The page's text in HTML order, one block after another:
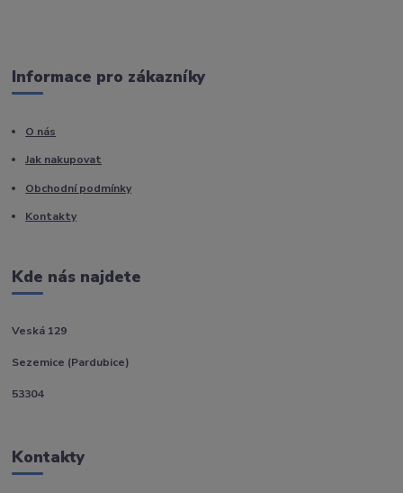
Informace pro zákazníky
O nás
Jak nakupovat
Obchodní podmínky
Kontakty
Kde nás najdete
Veská 129
Sezemice (Pardubice)
53304
Kontakty